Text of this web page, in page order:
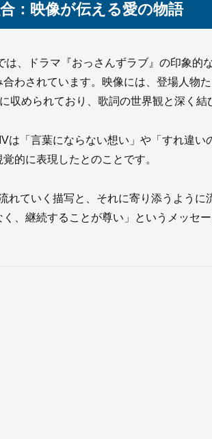
：映像が伝える愛の物語
は、ドラマ『おっさんずラブ』の印象的
わされています。映像には、登場人物
収められており、歌詞の世界観と深く結
は「言葉にならない想い」や「すれ違い
的に表現したとのことです。
れていく描写と、それに寄り添うように
、継続することが尊い」というメッセ